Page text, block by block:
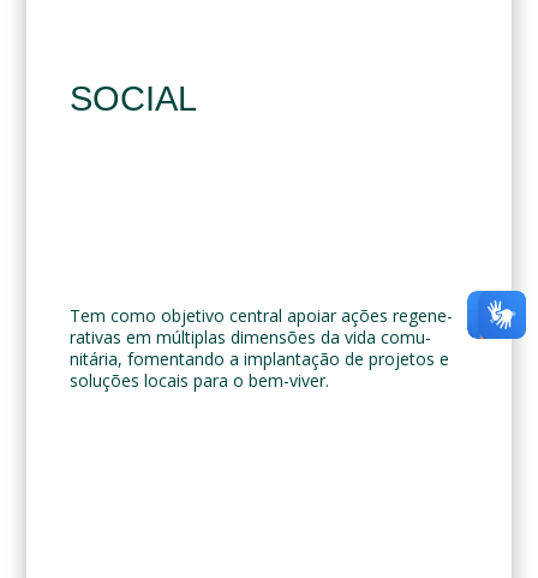
SOCIAL
Tem como objetivo central apoiar ações regene-
rativas em múltiplas dimensões da vida comu-
nitária, fomentando a implantação de projetos e
soluções locais para o bem-viver.